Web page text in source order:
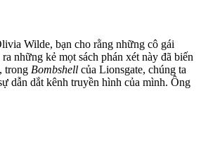
Wilde, bạn cho rằng những cô gái
những kẻ mọt sách phán xét này đã biến
trong Bombshell của Lionsgate, chúng ta
dẫn dắt kênh truyền hình của mình. Ông